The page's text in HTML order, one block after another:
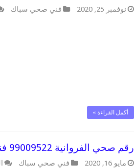
نوفمبر 25, 2020 فني صحي سباك
أكمل القراءة »
رقم صحي الفروانية 99009522 فني صحي سباك ادوات صحية الفروانية
مايو 16, 2020 فني صحي سباك